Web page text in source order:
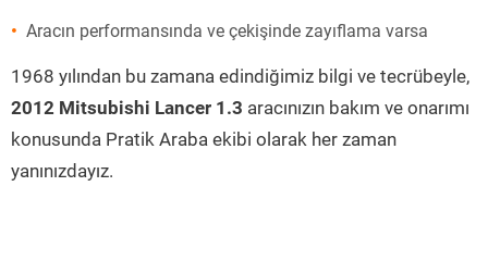
Aracın performansında ve çekişinde zayıflama varsa
1968 yılından bu zamana edindiğimiz bilgi ve tecrübeyle,
2012 Mitsubishi Lancer 1.3 aracınızın bakım ve onarımı
konusunda Pratik Araba ekibi olarak her zaman
yanınızdayız.